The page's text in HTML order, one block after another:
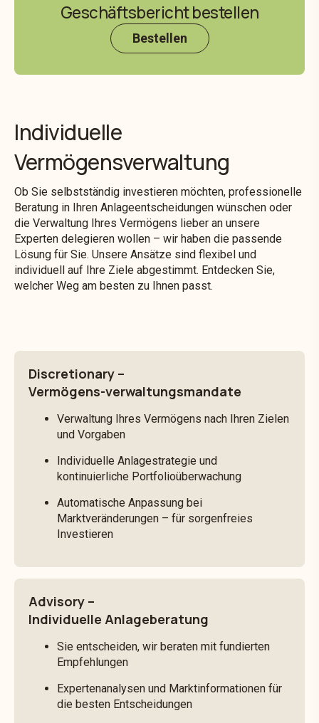
Geschäftsbericht bestellen
Bestellen
Individuelle
Vermögensverwaltung
Ob Sie selbstständig investieren möchten, professionelle
Beratung in Ihren Anlageentscheidungen wünschen oder
die Verwaltung Ihres Vermögens lieber an unsere
Experten delegieren wollen – wir haben die passende
Lösung für Sie. Unsere Ansätze sind flexibel und
individuell auf Ihre Ziele abgestimmt. Entdecken Sie,
welcher Weg am besten zu Ihnen passt.
Discretionary –
Vermögens-verwaltungsmandate
Verwaltung Ihres Vermögens nach Ihren Zielen
und Vorgaben
Individuelle Anlagestrategie und
kontinuierliche Portfolioüberwachung
Automatische Anpassung bei
Marktveränderungen – für sorgenfreies
Investieren
Advisory –
Individuelle Anlageberatung
Sie entscheiden, wir beraten mit fundierten
Empfehlungen
Expertenanalysen und Marktinformationen für
die besten Entscheidungen